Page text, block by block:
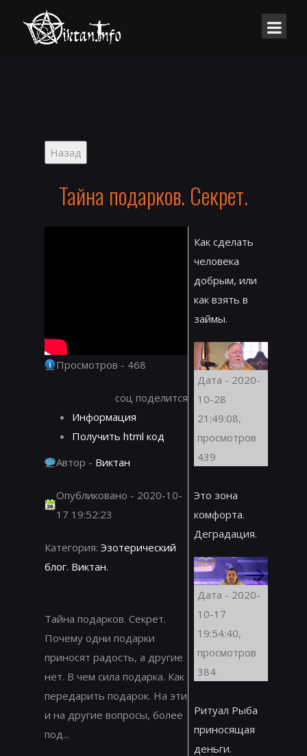
Тайна подарков. Секрет.
Просмотров - 468
соц поделится
Информация
Получить html код
Автор - Виктан
Опубликовано - 2020-10-
17 19:52:23
Категория: Эзотерический
блог. Виктан.
Тайна подарков. Секрет.
Почему одни подарки
приносят радость, а другие
нет. В чем сила подарка. Как
передарить подарок. На эти
и на другие вопросы, более
под...
Как сделать
человека
добрым, или
как взять в
займы.
Дата - 2020-
10-28
21:49:08,
просмотров
439
Это зона
комфорта.
Деградация.
Дата - 2020-
10-17
19:54:40,
просмотров
384
Ритуал Рыба
приносящая
деньги.